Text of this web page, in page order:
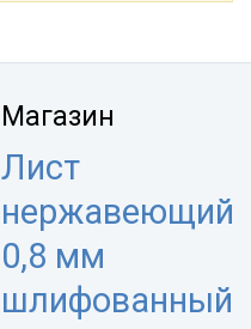
Магазин
Лист
нержавеющий
0,8 мм
шлифованный